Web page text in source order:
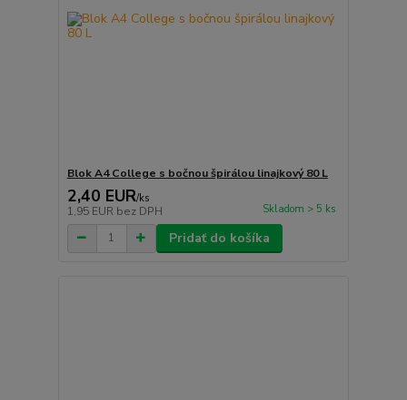
Blok A4 College s bočnou špirálou linajkový 80 L
2,40 EUR/ks
1,95 EUR bez DPH Skladom > 5 ks
Pridať do košíka